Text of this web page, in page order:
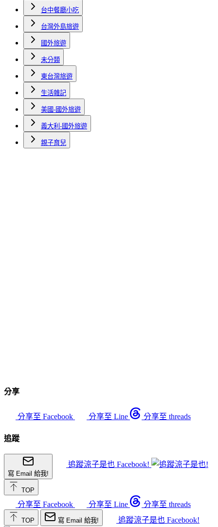
台中餐廳小吃
台灣外島旅遊
國外旅遊
未分類
東台灣旅遊
生活雜記
美國-國外旅遊
義大利-國外旅遊
親子育兒
分享
分享至 Facebook 分享至 Line 分享至 threads
追蹤
寫 Email 給我!
追蹤涼子是也 Facebook!
TOP
分享至 Facebook 分享至 Line 分享至 threads
TOP 寫 Email 給我! 追蹤涼子是也 Facebook!